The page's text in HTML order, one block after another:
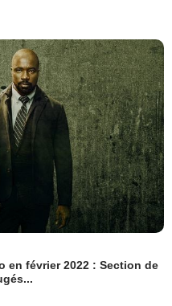
en février 2022 : Section de